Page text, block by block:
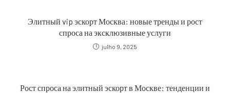
Элитный vip эскорт Москва: новые тренды и рост
спроса на эксклюзивные услуги
julho 9, 2025
Рост спроса на элитный эскорт в Москве: тенденции и